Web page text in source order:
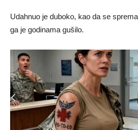
Udahnuo je duboko, kao da se
ga je godinama gušilo.